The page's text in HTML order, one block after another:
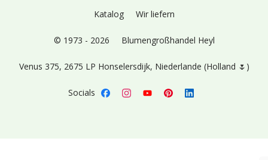
Katalog Wir liefern
© 1973 - 2026 Blumengroßhandel Heyl
Venus 375, 2675 LP Honselersdijk, Niederlande (Holland 🌷)
Socials